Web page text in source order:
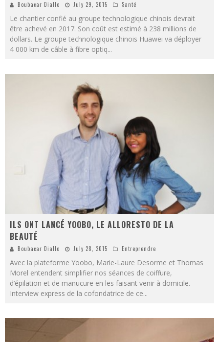
Boubacar Diallo July 29, 2015 Santé
Le chantier confié au groupe technologique chinois devrait
être achevé en 2017. Son coût est estimé à 238 millions de
dollars. Le groupe technologique chinois Huawei va déployer
4 000 km de câble à fibre optiq...
ILS ONT LANCÉ YOOBO, LE ALLORESTO DE LA
BEAUTÉ
Boubacar Diallo July 28, 2015 Entreprendre
Avec la plateforme Yoobo, Marie-Laure Desorme et Thomas
Morel entendent simplifier nos séances de coiffure,
d’épilation et de manucure en les faisant venir à domicile.
Interview express de la cofondatrice de ce...